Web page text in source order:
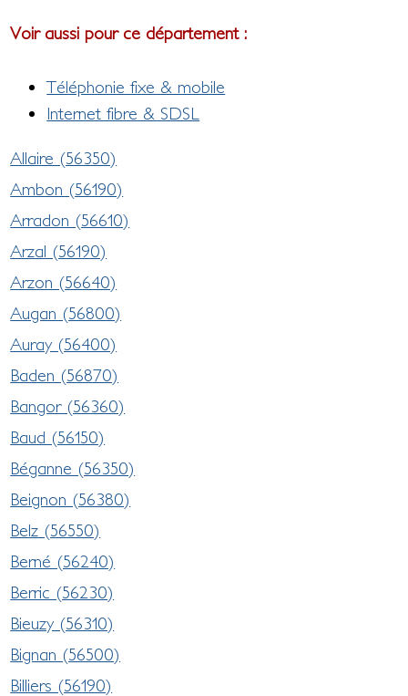
Voir aussi pour ce département :
Téléphonie fixe & mobile
Internet fibre & SDSL
Allaire (56350)
Ambon (56190)
Arradon (56610)
Arzal (56190)
Arzon (56640)
Augan (56800)
Auray (56400)
Baden (56870)
Bangor (56360)
Baud (56150)
Béganne (56350)
Beignon (56380)
Belz (56550)
Berné (56240)
Berric (56230)
Bieuzy (56310)
Bignan (56500)
Billiers (56190)